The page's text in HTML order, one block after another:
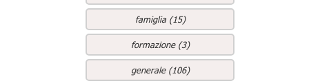
famiglia (15)
formazione (3)
generale (106)